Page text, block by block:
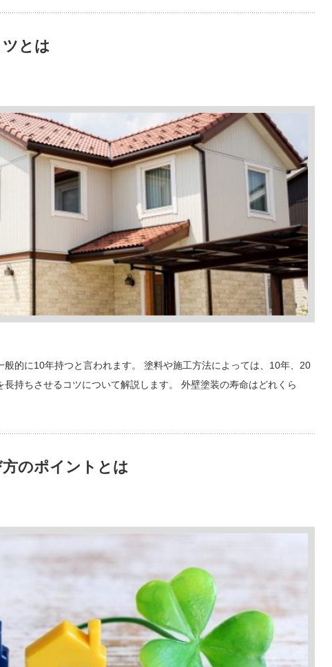
とは
的に10年持つと言われます。 塗料や施工方法によっては、10年、20
持ちさせるコツについて解説します。 外壁塗装の寿命はどれくら
のポイントとは